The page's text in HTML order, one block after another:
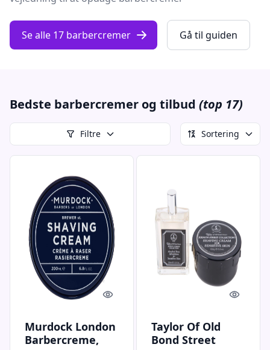
Se alle 17 barbercremer Gå til guiden
Bedste barbercremer og tilbud (top 17)
Filtre Sortering
Quick look
Murdock London
Barbercreme,
Quick
Taylor Of Old
Bond Street